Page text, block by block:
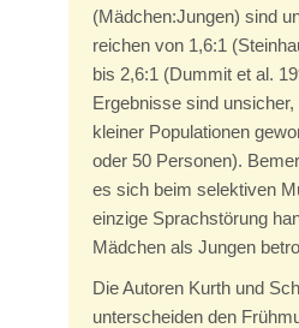
(Mädchen:Jungen) sind
reichen von 1,6:1
bis 2,6:1 (Dummit et al.
Ergebnisse sind
kleiner Populationen
oder 50 Personen).
es sich beim selektiven
einzige Sprachstörung
Mädchen als Jungen
Die Autoren Kurth und
unterscheiden den